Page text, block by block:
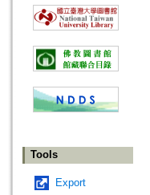
Tools
Export